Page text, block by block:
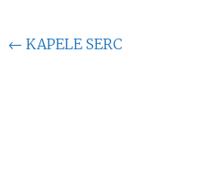
Post
← KAPELE SERC